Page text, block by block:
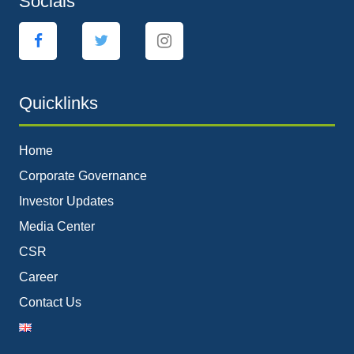
Quicklinks
Home
Corporate Governance
Investor Updates
Media Center
CSR
Career
Contact Us